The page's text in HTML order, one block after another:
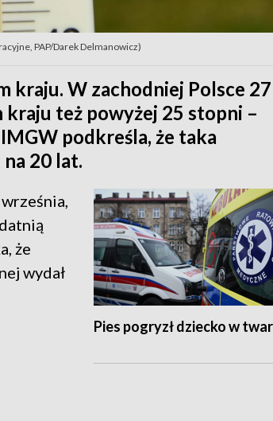
PAP/Darek Delmanowicz)
kraju. W zachodniej Polsce 27
też powyżej 25 stopni –
podkreśla, że taka
20 lat.
Pies pogryzł dziecko w
że
wydał